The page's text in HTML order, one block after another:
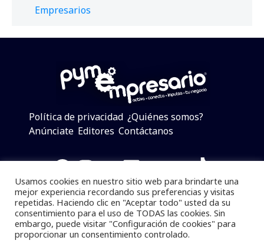
Empresarios
Política de privacidad ¿Quiénes somos?
Anúnciate Editores Contáctanos
Facebook
Instagram
Twitter
LinkedIn
Telegram
YouTube
TikTok
Pymempresario © 2025 Todos los derechos reservados.
Se prohibe el uso de la información total o parcial sin
Usamos cookies en nuestro sitio web para brindarte una
mejor experiencia recordando sus preferencias y visitas
repetidas. Haciendo clic en "Aceptar todo" usted da su
consentimiento para el uso de TODAS las cookies. Sin
embargo, puede visitar "Configuración de cookies" para
proporcionar un consentimiento controlado.